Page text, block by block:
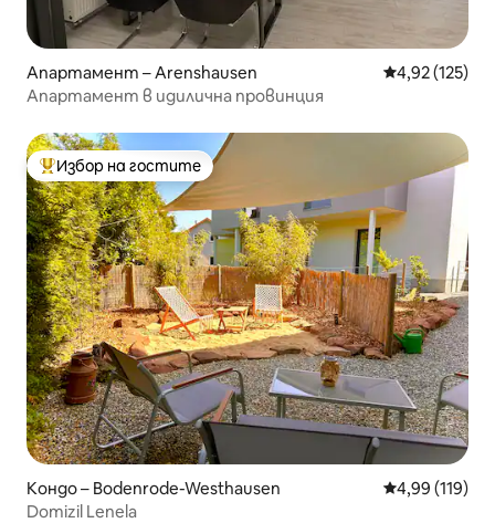
Апартамент – Arenshausen Средна
4,92 (125)
Апартамент в идилична провинция
Най-популярен избор на гостите
Избор на гостите
Кондо – Bodenrode-Westhausen Средна
4,99 (119)
Domizil Lenela